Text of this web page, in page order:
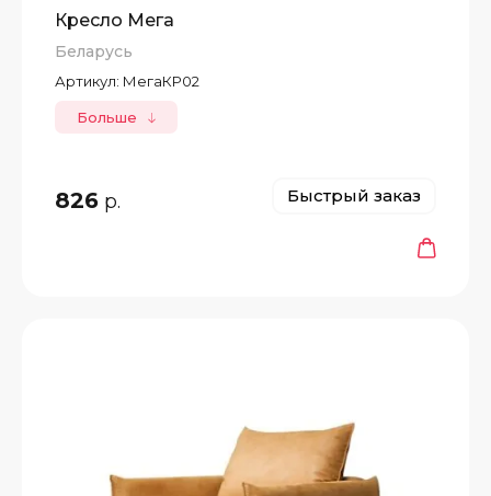
Кресло Мега
Беларусь
Артикул: МегаКР02
Больше
826 р. Быстрый заказ